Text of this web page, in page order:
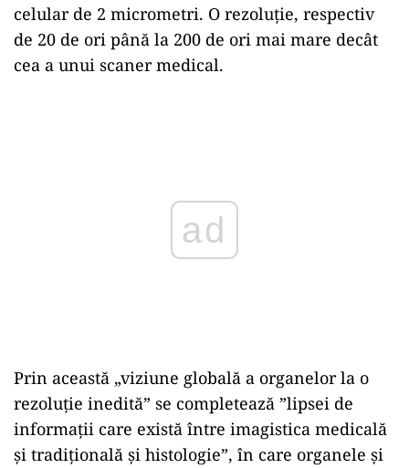
celular de 2 micrometri. O rezoluţie, respectiv
de 20 de ori până la 200 de ori mai mare decât
cea a unui scaner medical.
Prin această „viziune globală a organelor la o
rezoluţie inedită” se completează ”lipsei de
informaţii care există între imagistica medicală
şi tradiţională şi histologie”, în care organele şi